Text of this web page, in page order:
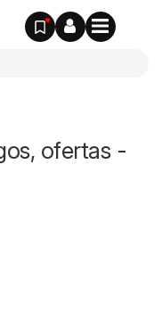
ofertas -